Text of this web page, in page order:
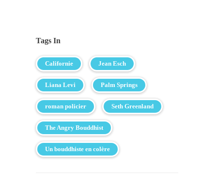
Tags In
Californie Jean Esch
Liana Levi Palm Springs
roman policier Seth Greenland
The Angry Bouddhist
Un bouddhiste en colère